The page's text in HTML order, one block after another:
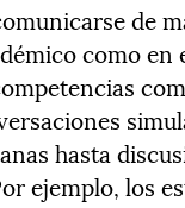
de
como en
hasta
ejemplo, los